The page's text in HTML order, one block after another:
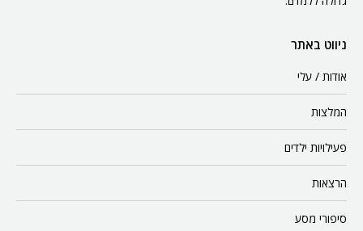
ניווט באתר
אודות / עלי
המלצות
פעילויות ילדים
הרצאות
סיפורי מסע